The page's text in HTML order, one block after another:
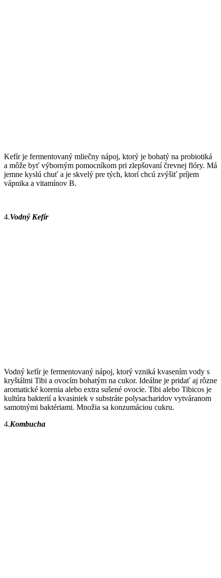
Kefír je fermentovaný mliečny nápoj, ktorý je bohatý na probiotiká
a môže byť výborným pomocníkom pri zlepšovaní črevnej flóry. Má
jemne kyslú chuť a je skvelý pre tých, ktorí chcú zvýšiť príjem
vápnika a vitamínov B.
4.Vodný Kefír
Vodný kefír je fermentovaný nápoj, ktorý vzniká kvasením vody s
kryštálmi Tibi a ovocím bohatým na cukor. Ideálne je pridať aj rôzne
aromatické korenia alebo extra sušené ovocie. Tibi alebo Tibicos je
kultúra bakterií a kvasiniek v substráte polysacharidov vytváranom
samotnými baktériami. Množia sa konzumáciou cukru.
4.Kombucha